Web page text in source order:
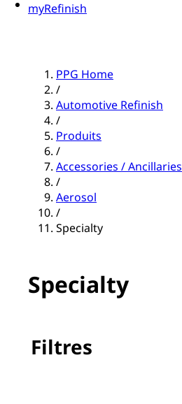
myRefinish
PPG Home
/
Automotive Refinish
/
Produits
/
Accessories / Ancillaries
/
Aerosol
/
Specialty
Specialty
Filtres